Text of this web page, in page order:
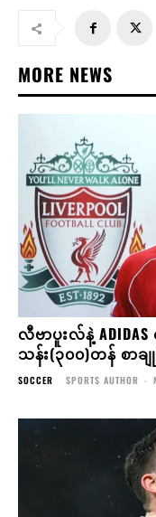
လီဗာပူးလ်နဲ့
သန်း(၃၀၀)တန် စာ
SOCCER SPORTS AUTHOR -
ပီအက်စ်ဂျီက သူတို့